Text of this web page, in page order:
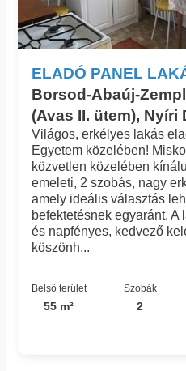
ELADÓ PANEL
Borsod-Abaúj-
(Avas II. ütem), Nyíri
Világos, erkélyes lakás
Egyetem közelében!
közvetlen közelében
emeleti, 2 szobás, nagy
amely ideális választás
befektetésnek egyaránt.
és napfényes, kedvező
köszönh...
Belső terület
55 m²
Szobák
2